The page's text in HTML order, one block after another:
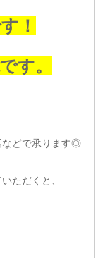
！
す。
などで承ります◎
ただくと、